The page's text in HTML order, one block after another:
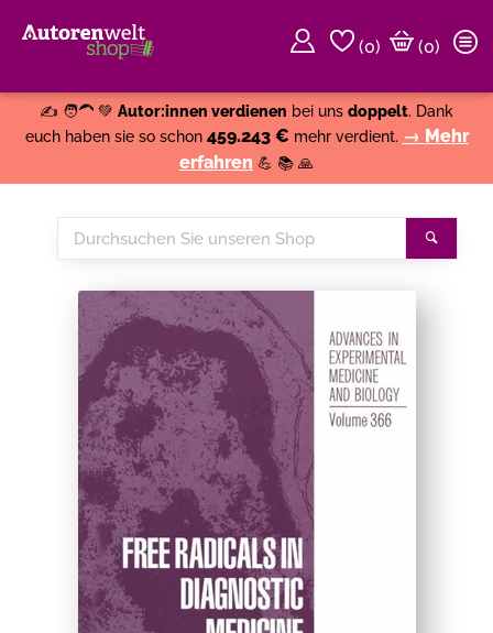
(0)
(0)
✍️ 🧑‍🦱 💚 Autor:innen verdienen bei uns doppelt. Dank
euch haben sie so schon 459.243 € mehr verdient. → Mehr
erfahren 💪 📚 🙏
Durchsuchen
Sie
Shop